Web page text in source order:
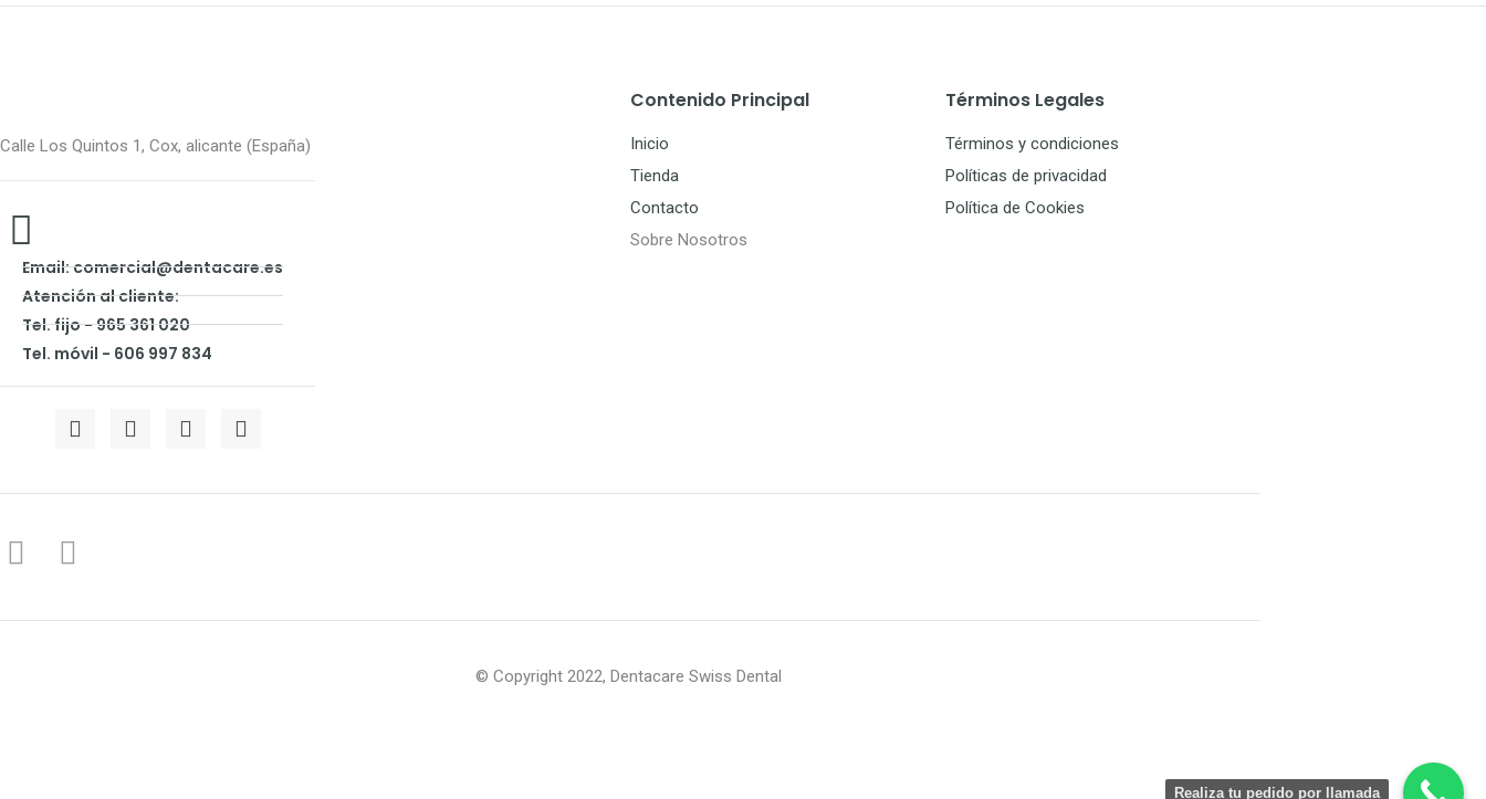
Calle Los Quintos 1, Cox, alicante (España)
Email: comercial@dentacare.es
Atención al cliente:
Tel. fijo - 965 361 020
Tel. móvil - 606 997 834
Contenido Principal
Inicio
Tienda
Contacto
Sobre Nosotros
Términos Legales
Términos y condiciones
Políticas de privacidad
Política de Cookies
© Copyright 2022, Dentacare Swiss Dental
Realiza tu pedido por llamada